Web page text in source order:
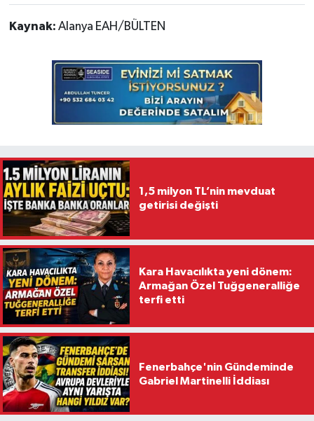
Kaynak: Alanya EAH/BÜLTEN
1,5 milyon TL’nin mevduat
getirisi değişti
Kara Havacılıkta yeni dönem:
Armağan Özel Tuğgeneralliğe
terfi etti
Fenerbahçe'nin Gündeminde
Gabriel Martinelli İddiası